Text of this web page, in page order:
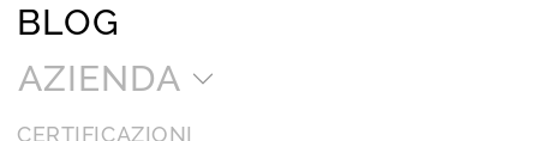
BLOG
AZIENDA
CERTIFICAZIONI